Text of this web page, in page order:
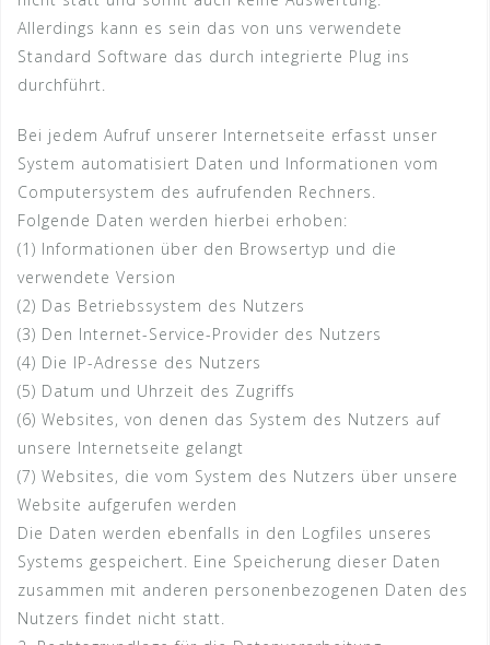
Allerdings kann es sein das von uns verwendete
Standard Software das durch integrierte Plug ins
durchführt.
Bei jedem Aufruf unserer Internetseite erfasst unser
System automatisiert Daten und Informationen vom
Computersystem des aufrufenden Rechners.
Folgende Daten werden hierbei erhoben:
(1) Informationen über den Browsertyp und die
verwendete Version
(2) Das Betriebssystem des Nutzers
(3) Den Internet-Service-Provider des Nutzers
(4) Die IP-Adresse des Nutzers
(5) Datum und Uhrzeit des Zugriffs
(6) Websites, von denen das System des Nutzers auf
unsere Internetseite gelangt
(7) Websites, die vom System des Nutzers über unsere
Website aufgerufen werden
Die Daten werden ebenfalls in den Logfiles unseres
Systems gespeichert. Eine Speicherung dieser Daten
zusammen mit anderen personenbezogenen Daten des
Nutzers findet nicht statt.